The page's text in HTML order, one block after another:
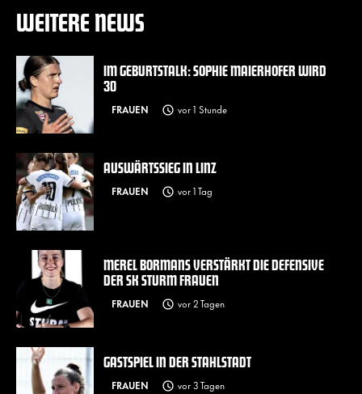
WEITERE NEWS
IM GEBURTSTALK: SOPHIE MAIERHOFER WIRD
30
FRAUEN vor 1 Stunde
AUSWÄRTSSIEG IN LINZ
FRAUEN vor 1 Tag
MEREL BORMANS VERSTÄRKT DIE DEFENSIVE
DER SK STURM FRAUEN
FRAUEN vor 2 Tagen
GASTSPIEL IN DER STAHLSTADT
FRAUEN vor 3 Tagen